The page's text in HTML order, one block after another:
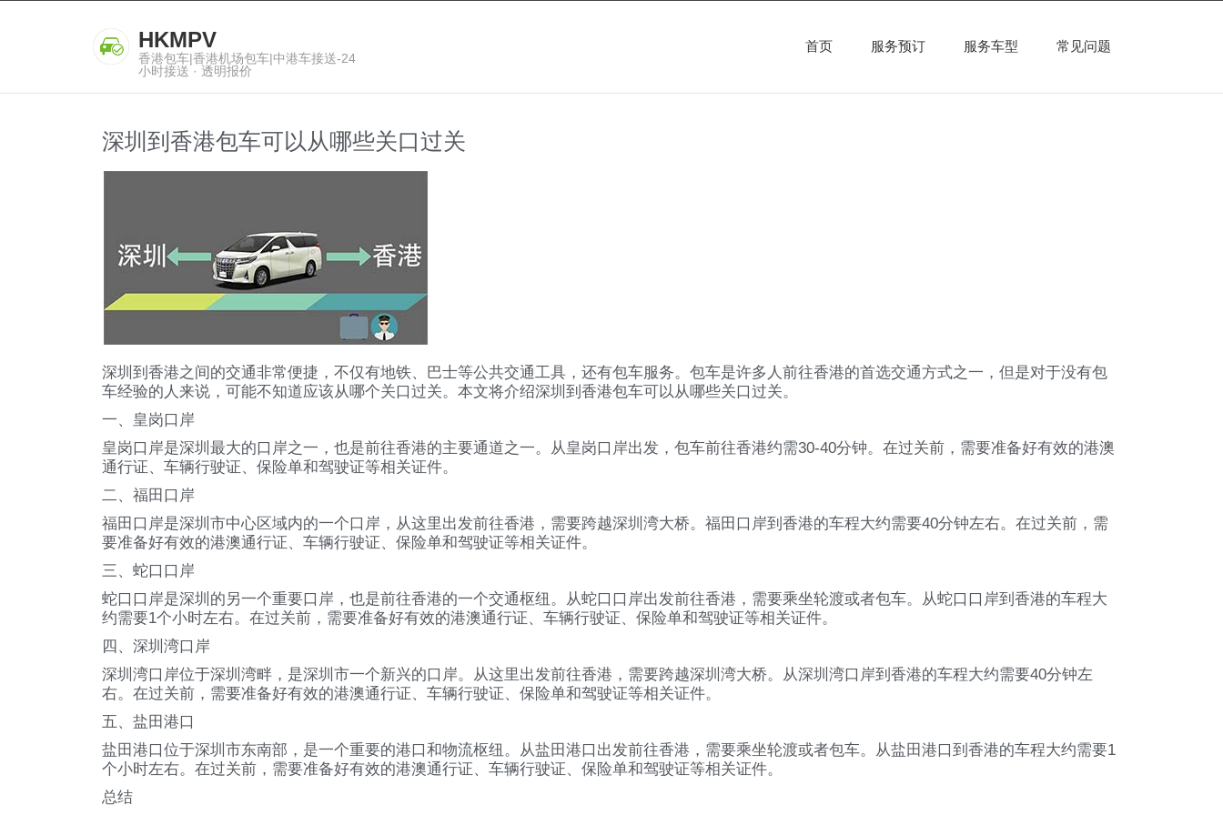
HKMPV
香港包车|香港机场包车|中港车接送-24
小时接送 · 透明报价
首页 服务预订 服务车型 常见问题
深圳到香港包车可以从哪些关口过关
深圳到香港之间的交通非常便捷，不仅有地铁、巴士等公共交通工具，还有包车服务。包车是许多人前往香港的首选交通方式之一，但是对于没有包
车经验的人来说，可能不知道应该从哪个关口过关。本文将介绍深圳到香港包车可以从哪些关口过关。
一、皇岗口岸
皇岗口岸是深圳最大的口岸之一，也是前往香港的主要通道之一。从皇岗口岸出发，包车前往香港约需30-40分钟。在过关前，需要准备好有效的港澳
通行证、车辆行驶证、保险单和驾驶证等相关证件。
二、福田口岸
福田口岸是深圳市中心区域内的一个口岸，从这里出发前往香港，需要跨越深圳湾大桥。福田口岸到香港的车程大约需要40分钟左右。在过关前，需
要准备好有效的港澳通行证、车辆行驶证、保险单和驾驶证等相关证件。
三、蛇口口岸
蛇口口岸是深圳的另一个重要口岸，也是前往香港的一个交通枢纽。从蛇口口岸出发前往香港，需要乘坐轮渡或者包车。从蛇口口岸到香港的车程大
约需要1个小时左右。在过关前，需要准备好有效的港澳通行证、车辆行驶证、保险单和驾驶证等相关证件。
四、深圳湾口岸
深圳湾口岸位于深圳湾畔，是深圳市一个新兴的口岸。从这里出发前往香港，需要跨越深圳湾大桥。从深圳湾口岸到香港的车程大约需要40分钟左
右。在过关前，需要准备好有效的港澳通行证、车辆行驶证、保险单和驾驶证等相关证件。
五、盐田港口
盐田港口位于深圳市东南部，是一个重要的港口和物流枢纽。从盐田港口出发前往香港，需要乘坐轮渡或者包车。从盐田港口到香港的车程大约需要1
个小时左右。在过关前，需要准备好有效的港澳通行证、车辆行驶证、保险单和驾驶证等相关证件。
总结